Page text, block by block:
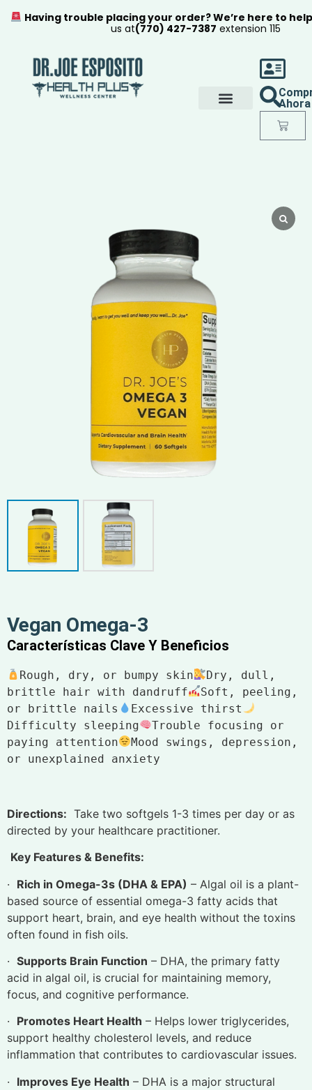
Ahora
Vegan Omega-3
Características Clave Y Beneficios
Rough, dry, or bumpy skin
Dry, dull,
brittle hair with dandruff
Soft, peeling,
or brittle nails
Excessive thirst
Difficulty sleeping
Trouble focusing or
paying attention
Mood swings, depression,
or unexplained anxiety
Directions: Take two softgels 1-3 times per day or as
directed by your healthcare practitioner.
Key Features & Benefits:
· Rich in Omega-3s (DHA & EPA) – Algal oil is a plant-
based source of essential omega-3 fatty acids that
support heart, brain, and eye health without the toxins
often found in fish oils.
· Supports Brain Function – DHA, the primary fatty
acid in algal oil, is crucial for maintaining memory,
focus, and cognitive performance.
· Promotes Heart Health – Helps lower triglycerides,
support healthy cholesterol levels, and reduce
inflammation that contributes to cardiovascular issues.
· Improves Eye Health – DHA is a major structural
Having trouble placing your order? We’re here to
us at(770) 427-7387 extension 115